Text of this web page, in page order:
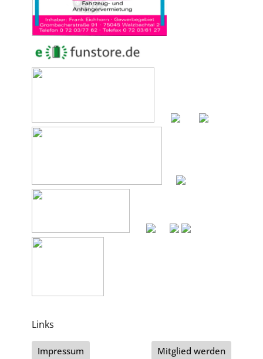
Links
Impressum Mitglied werden